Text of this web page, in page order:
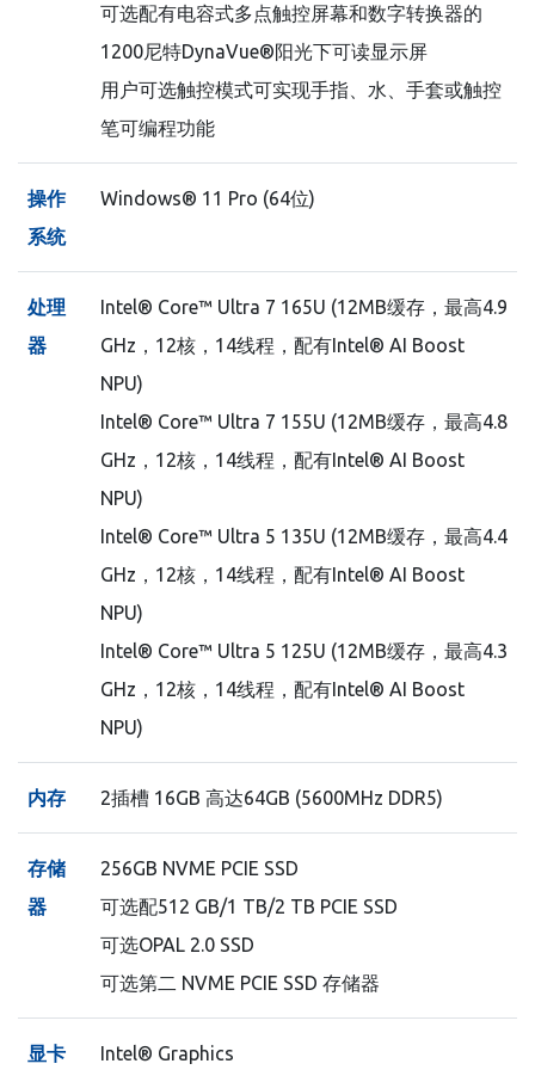
可选配有电容式多点触控屏幕和数字转换器的
1200尼特DynaVue®阳光下可读显示屏
用户可选触控模式可实现手指、水、手套或触控
笔可编程功能
操作
系统
Windows® 11 Pro (64位)
处理
器
Intel® Core™ Ultra 7 165U (12MB缓存，最高4.9
GHz，12核，14线程，配有Intel® AI Boost
NPU)
Intel® Core™ Ultra 7 155U (12MB缓存，最高4.8
GHz，12核，14线程，配有Intel® AI Boost
NPU)
Intel® Core™ Ultra 5 135U (12MB缓存，最高4.4
GHz，12核，14线程，配有Intel® AI Boost
NPU)
Intel® Core™ Ultra 5 125U (12MB缓存，最高4.3
GHz，12核，14线程，配有Intel® AI Boost
NPU)
内存 2插槽 16GB 高达64GB (5600MHz DDR5)
存储
器
256GB NVME PCIE SSD
可选配512 GB/1 TB/2 TB PCIE SSD
可选OPAL 2.0 SSD
可选第二 NVME PCIE SSD 存储器
显卡
Intel® Graphics